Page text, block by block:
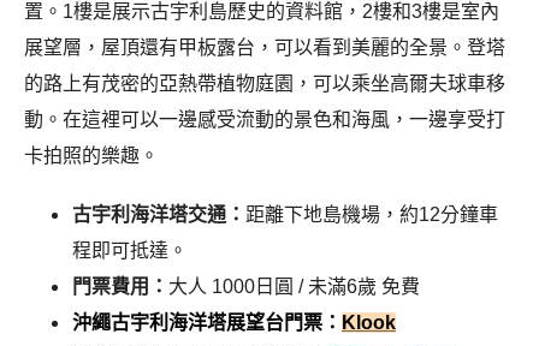
置。1樓是展示古宇利島歷史的資料館，2樓和3樓是室內
展望層，屋頂還有甲板露台，可以看到美麗的全景。登塔
的路上有茂密的亞熱帶植物庭園，可以乘坐高爾夫球車移
動。在這裡可以一邊感受流動的景色和海風，一邊享受打
卡拍照的樂趣。
古宇利海洋塔交通： 距離下地島機場，約12分鐘車
程即可抵達。
門票費用： 大人 1000日圓 / 未滿6歲 免費
沖繩古宇利海洋塔展望台門票： Klook